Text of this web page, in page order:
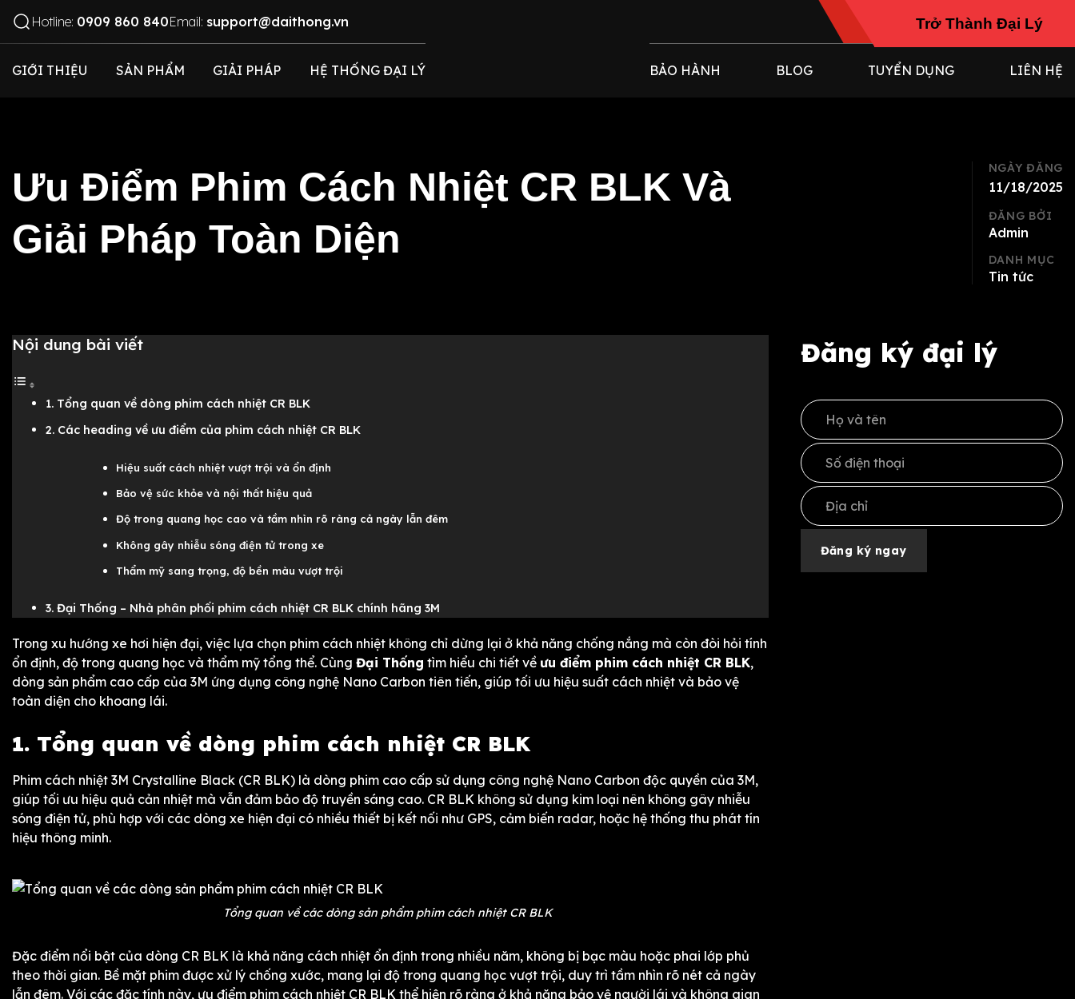
Hotline: 0909 860 840Email: support@daithong.vn TRỞ THÀNH ĐẠI LÝ
GIỚI THIỆU SẢN PHẨM GIẢI PHÁP HỆ THỐNG ĐẠI LÝ BẢO HÀNH BLOG TUYỂN DỤNG LIÊN HỆ
Ưu Điểm Phim Cách Nhiệt CR BLK Và
Giải Pháp Toàn Diện
NGÀY ĐĂNG
11/18/2025
ĐĂNG BỞI
Admin
DANH MỤC
Tin tức
Nội dung bài viết
1. Tổng quan về dòng phim cách nhiệt CR BLK
2. Các heading về ưu điểm của phim cách nhiệt CR BLK
Hiệu suất cách nhiệt vượt trội và ổn định
Bảo vệ sức khỏe và nội thất hiệu quả
Độ trong quang học cao và tầm nhìn rõ ràng cả ngày lẫn đêm
Không gây nhiễu sóng điện tử trong xe
Thẩm mỹ sang trọng, độ bền màu vượt trội
3. Đại Thống – Nhà phân phối phim cách nhiệt CR BLK chính hãng 3M
Trong xu hướng xe hơi hiện đại, việc lựa chọn phim cách nhiệt không chỉ dừng lại ở khả năng chống nắng mà còn đòi hỏi tính
ổn định, độ trong quang học và thẩm mỹ tổng thể. Cùng Đại Thống tìm hiểu chi tiết về ưu điểm phim cách nhiệt CR BLK,
dòng sản phẩm cao cấp của 3M ứng dụng công nghệ Nano Carbon tiên tiến, giúp tối ưu hiệu suất cách nhiệt và bảo vệ
toàn diện cho khoang lái.
1. Tổng quan về dòng phim cách nhiệt CR BLK
Phim cách nhiệt 3M Crystalline Black (CR BLK) là dòng phim cao cấp sử dụng công nghệ Nano Carbon độc quyền của 3M,
giúp tối ưu hiệu quả cản nhiệt mà vẫn đảm bảo độ truyền sáng cao. CR BLK không sử dụng kim loại nên không gây nhiễu
sóng điện tử, phù hợp với các dòng xe hiện đại có nhiều thiết bị kết nối như GPS, cảm biến radar, hoặc hệ thống thu phát tín
hiệu thông minh.
Tổng quan về các dòng sản phẩm phim cách nhiệt CR BLK
Đặc điểm nổi bật của dòng CR BLK là khả năng cách nhiệt ổn định trong nhiều năm, không bị bạc màu hoặc phai lớp phủ
theo thời gian. Bề mặt phim được xử lý chống xước, mang lại độ trong quang học vượt trội, duy trì tầm nhìn rõ nét cả ngày
lẫn đêm. Với các đặc tính này, ưu điểm phim cách nhiệt CR BLK thể hiện rõ ràng ở khả năng bảo vệ người lái và không gian
Đăng ký đại lý
Trở Thành Đại Lý